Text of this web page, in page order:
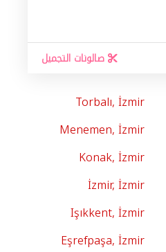
صالونات التجميل
Torbalı, İzmir
Menemen, İzmir
Konak, İzmir
İzmir, İzmir
Işıkkent, İzmir
Eşrefpaşa, İzmir